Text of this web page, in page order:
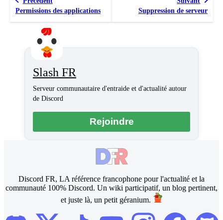
Permissions des applications
Suppression de serveur
Slash FR
Serveur communautaire d'entraide et d'actualité autour
de Discord
Rejoindre
Discord FR, LA référence francophone pour l'actualité et la
communauté 100% Discord. Un wiki participatif, un blog pertinent,
et juste là, un petit géranium.